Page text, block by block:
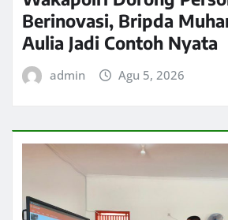
Berinovasi, Bripda
Aulia Jadi Contoh Nyata
admin Agu 5, 2026